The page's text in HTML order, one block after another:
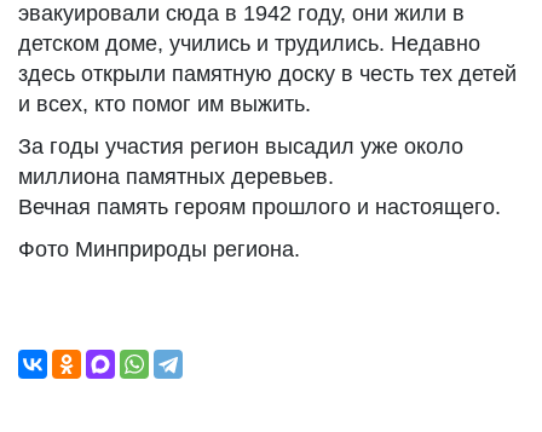
эвакуировали сюда в 1942 году, они жили в
детском доме, учились и трудились. Недавно
здесь открыли памятную доску в честь тех детей
и всех, кто помог им выжить.
За годы участия регион высадил уже около
миллиона памятных деревьев.
Вечная память героям прошлого и настоящего.
Фото Минприроды региона.